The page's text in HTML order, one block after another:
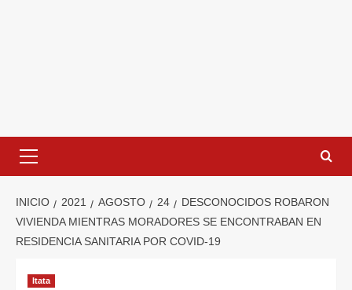
INICIO 2021 AGOSTO 24
DESCONOCIDOS ROBARON
VIVIENDA MIENTRAS MORADORES SE ENCONTRABAN EN
RESIDENCIA SANITARIA POR COVID-19
Itata